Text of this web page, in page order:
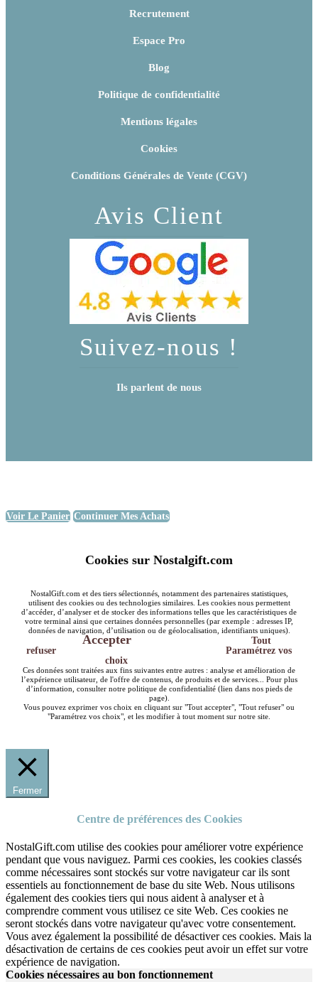
Recrutement
Espace Pro
Blog
Politique de confidentialité
Mentions légales
Cookies
Conditions Générales de Vente (CGV)
Avis Client
Suivez-nous !
Ils parlent de nous
Voir Le Panier Continuer Mes Achats
Cookies sur Nostalgift.com
NostalGift.com et des tiers sélectionnés, notamment des partenaires statistiques,
utilisent des cookies ou des technologies similaires. Les cookies nous permettent
d’accéder, d’analyser et de stocker des informations telles que les caractéristiques de
votre terminal ainsi que certaines données personnelles (par exemple : adresses IP,
données de navigation, d’utilisation ou de géolocalisation, identifiants uniques).
Accepter
Tout
refuser
Paramétrez vos
choix
Ces données sont traitées aux fins suivantes entre autres : analyse et amélioration de
l’expérience utilisateur, de l'offre de contenus, de produits et de services... Pour plus
d’information, consulter notre politique de confidentialité (lien dans nos pieds de
page).
Vous pouvez exprimer vos choix en cliquant sur "Tout accepter", "Tout refuser" ou
"Paramétrez vos choix", et les modifier à tout moment sur notre site.
Fermer
Centre de préférences des Cookies
NostalGift.com utilise des cookies pour améliorer votre expérience
pendant que vous naviguez. Parmi ces cookies, les cookies classés
comme nécessaires sont stockés sur votre navigateur car ils sont
essentiels au fonctionnement de base du site Web. Nous utilisons
également des cookies tiers qui nous aident à analyser et à
comprendre comment vous utilisez ce site Web. Ces cookies ne
seront stockés dans votre navigateur qu'avec votre consentement.
Vous avez également la possibilité de désactiver ces cookies. Mais la
désactivation de certains de ces cookies peut avoir un effet sur votre
expérience de navigation.
Cookies nécessaires au bon fonctionnement